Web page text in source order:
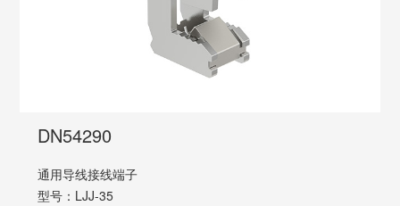
DN54290
通用导线接线端子
型号：LJJ-35